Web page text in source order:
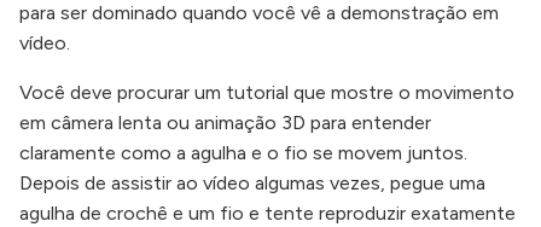
para ser dominado quando você vê a demonstração em
vídeo.
Você deve procurar um tutorial que mostre o movimento
em câmera lenta ou animação 3D para entender
claramente como a agulha e o fio se movem juntos.
Depois de assistir ao vídeo algumas vezes, pegue uma
agulha de crochê e um fio e tente reproduzir exatamente